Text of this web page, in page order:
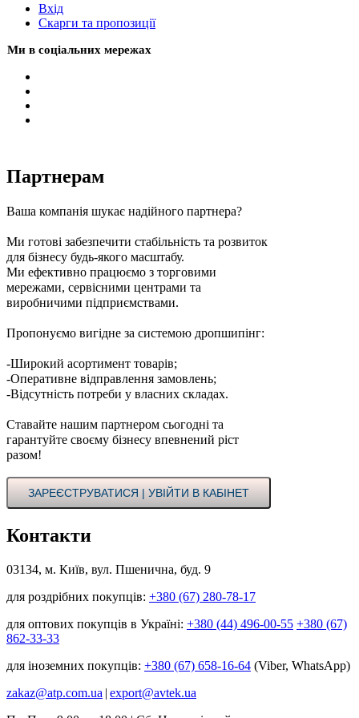
Вхiд
Скарги та пропозиції
Ми в соціальних мережах
Партнерам
Ваша компанія шукає надійного партнера?
Ми готові забезпечити стабільність та розвиток
для бізнесу будь-якого масштабу.
Ми ефективно працюємо з торговими
мережами, сервісними центрами та
виробничими підприємствами.
Пропонуємо вигідне за системою дропшипінг:
-Широкий асортимент товарів;
-Оперативне відправлення замовлень;
-Відсутність потреби у власних складах.
Ставайте нашим партнером сьогодні та
гарантуйте своєму бізнесу впевнений ріст
разом!
ЗАРЕЄСТРУВАТИСЯ | УВІЙТИ В КАБІНЕТ
Контакти
03134, м. Київ, вул. Пшенична, буд. 9
для роздрібних покупців: +380 (67) 280-78-17
для оптових покупців в Україні: +380 (44) 496-00-55 +380 (67)
862-33-33
для іноземних покупців: +380 (67) 658-16-64 (Viber, WhatsApp)
zakaz@atp.com.ua | export@avtek.ua